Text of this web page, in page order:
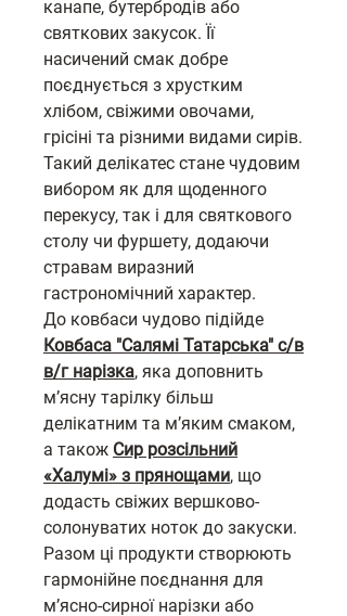
канапе, бутербродів або
святкових закусок. Її
насичений смак добре
поєднується з хрустким
хлібом, свіжими овочами,
грісіні та різними видами сирів.
Такий делікатес стане чудовим
вибором як для щоденного
перекусу, так і для святкового
столу чи фуршету, додаючи
стравам виразний
гастрономічний характер.
До ковбаси чудово підійде
Ковбаса "Салямі Татарська" с/в
в/г нарізка, яка доповнить
м’ясну тарілку більш
делікатним та м’яким смаком,
а також Сир розсільний
«Халумі» з прянощами, що
додасть свіжих вершково-
солонуватих ноток до закуски.
Разом ці продукти створюють
гармонійне поєднання для
м’ясно-сирної нарізки або